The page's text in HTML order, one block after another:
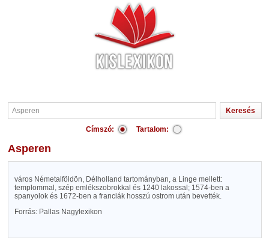
Címszó: Tartalom:
Asperen
város Németalföldön, Délholland tartományban, a Linge mellett:
templommal, szép emlékszobrokkal és 1240 lakossal; 1574-ben a
spanyolok és 1672-ben a franciák hosszú ostrom után bevették.
Forrás: Pallas Nagylexikon